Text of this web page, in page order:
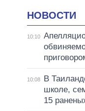
НОВОСТИ
10:10
10:08
В
школе,
15